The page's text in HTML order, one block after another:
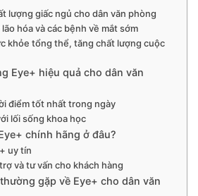
lượng giấc ngủ cho dân văn phòng
hóa và các bệnh về mắt sớm
khỏe tổng thể, tăng chất lượng cuộc
Eye+ hiệu quả cho dân văn
điểm tốt nhất trong ngày
lối sống khoa học
chính hãng ở đâu?
uy tín
và tư vấn cho khách hàng
gặp về Eye+ cho dân văn